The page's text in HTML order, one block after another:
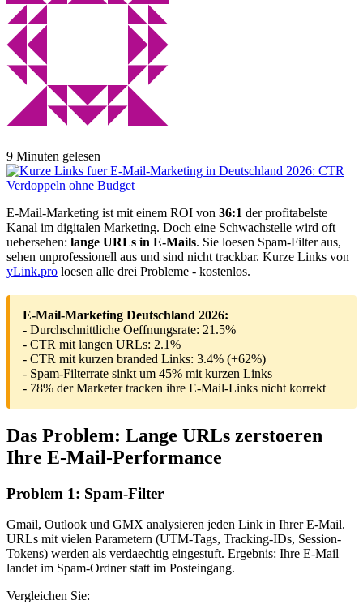
9 Minuten gelesen
E-Mail-Marketing ist mit einem ROI von 36:1 der profitabelste
Kanal im digitalen Marketing. Doch eine Schwachstelle wird oft
uebersehen: lange URLs in E-Mails. Sie loesen Spam-Filter aus,
sehen unprofessionell aus und sind nicht trackbar. Kurze Links von
yLink.pro loesen alle drei Probleme - kostenlos.
E-Mail-Marketing Deutschland 2026:
- Durchschnittliche Oeffnungsrate: 21.5%
- CTR mit langen URLs: 2.1%
- CTR mit kurzen branded Links: 3.4% (+62%)
- Spam-Filterrate sinkt um 45% mit kurzen Links
- 78% der Marketer tracken ihre E-Mail-Links nicht korrekt
Das Problem: Lange URLs zerstoeren
Ihre E-Mail-Performance
Problem 1: Spam-Filter
Gmail, Outlook und GMX analysieren jeden Link in Ihrer E-Mail.
URLs mit vielen Parametern (UTM-Tags, Tracking-IDs, Session-
Tokens) werden als verdaechtig eingestuft. Ergebnis: Ihre E-Mail
landet im Spam-Ordner statt im Posteingang.
Vergleichen Sie: